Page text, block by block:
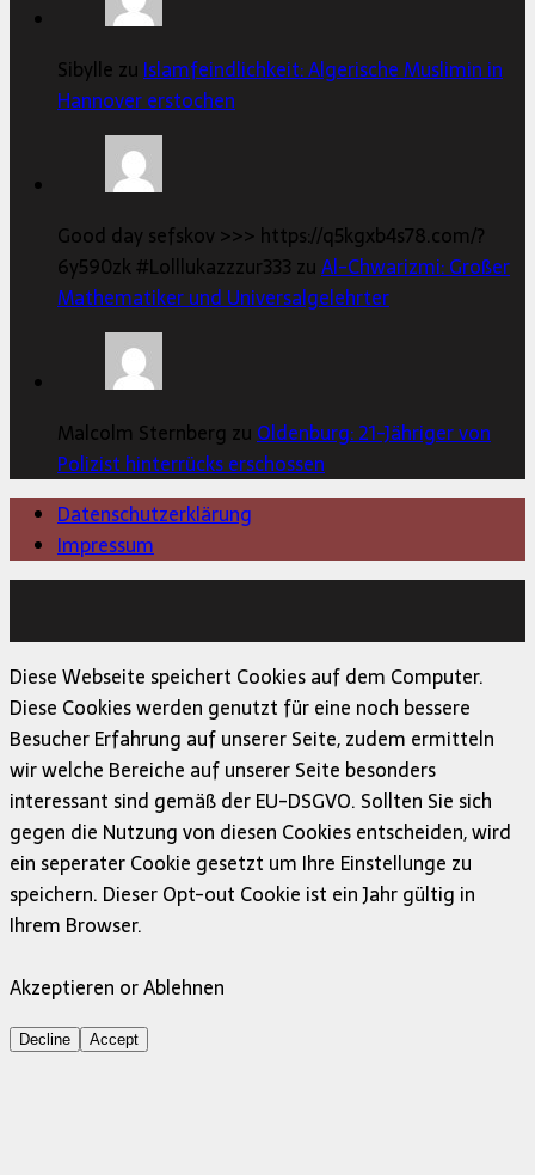
Sibylle zuIslamfeindlichkeit: Algerische Muslimin in
Hannover erstochen
Good day sefskov >>> https://q5kgxb4s78.com/?
6y590zk #Lolllukazzzur333 zuAl-Chwarizmi: Großer
Mathematiker und Universalgelehrter
Malcolm Sternberg zuOldenburg: 21-Jähriger von
Polizist hinterrücks erschossen
Datenschutzerklärung
Impressum
Diese Webseite speichert Cookies auf dem Computer.
Diese Cookies werden genutzt für eine noch bessere
Besucher Erfahrung auf unserer Seite, zudem ermitteln
wir welche Bereiche auf unserer Seite besonders
interessant sind gemäß der EU-DSGVO. Sollten Sie sich
gegen die Nutzung von diesen Cookies entscheiden, wird
ein seperater Cookie gesetzt um Ihre Einstellunge zu
speichern. Dieser Opt-out Cookie ist ein Jahr gültig in
Ihrem Browser.
Akzeptieren or Ablehnen
Decline Accept